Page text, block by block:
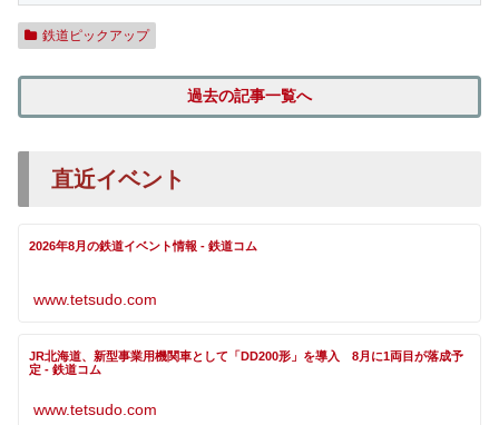
鉄道ピックアップ
過去の記事一覧へ
直近イベント
2026年8月の鉄道イベント情報 - 鉄道コム
www.tetsudo.com
JR北海道、新型事業用機関車として「DD200形」を導入 8月に1両目が落成予
定 - 鉄道コム
www.tetsudo.com